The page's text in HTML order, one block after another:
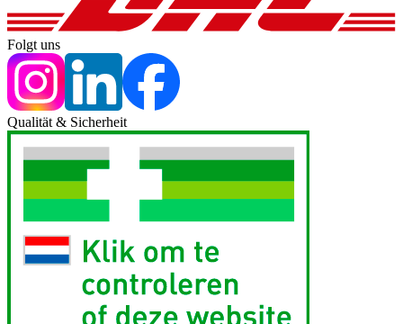
Folgt uns
Qualität & Sicherheit